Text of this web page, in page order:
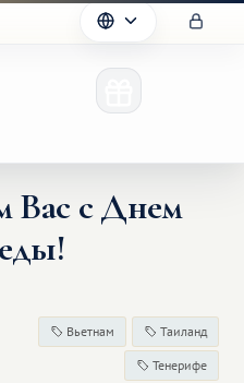
Вас с Днем
Вьетнам Таиланд
Тенерифе